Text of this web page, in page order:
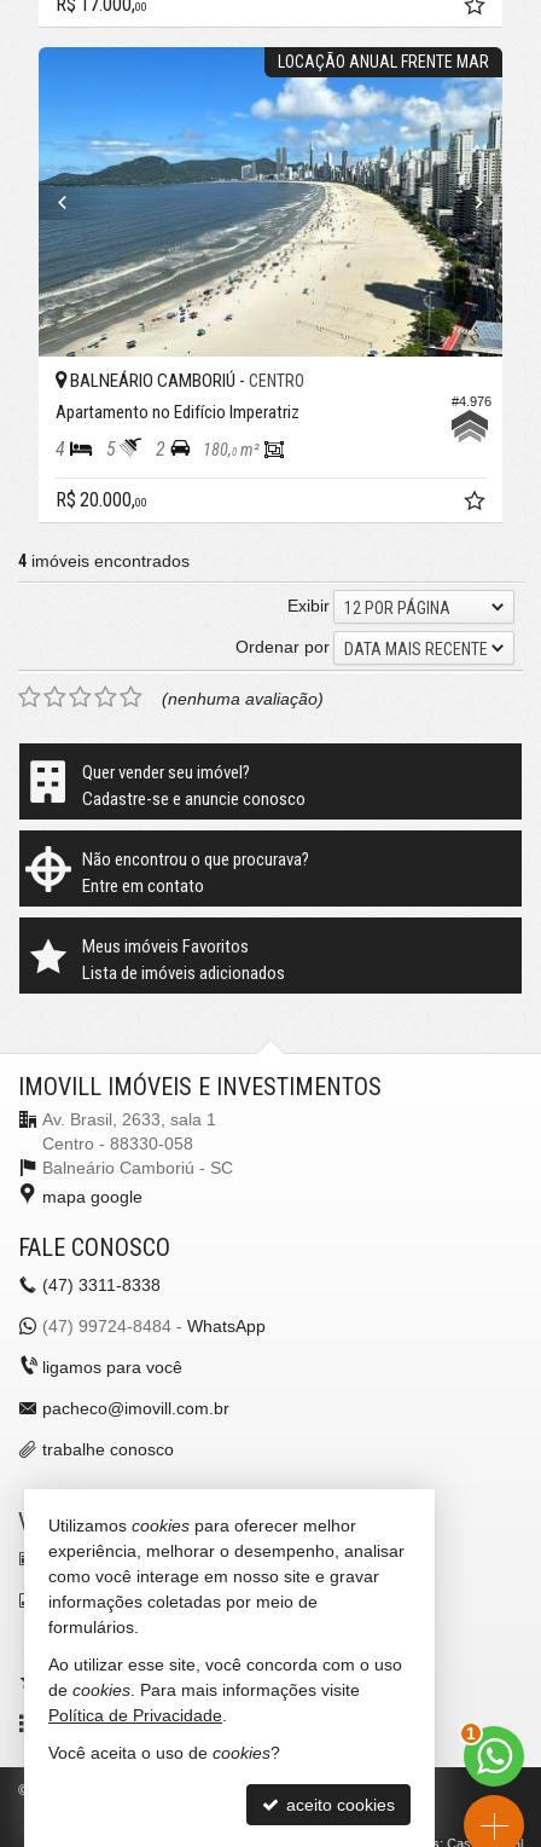
00
LOCAÇÃO ANUAL FRENTE MAR
#4.976
BALNEÁRIO CAMBORIÚ - CENTRO
Apartamento no Edifício Imperatriz
4 5 2 180,0 m²
R$ 20.000,00
4 imóveis encontrados
Exibir
12 POR PÁGINA
Ordenar por
DATA MAIS RECENTE
(nenhuma avaliação)
Quer vender seu imóvel?
Cadastre-se e anuncie conosco
Não encontrou o que procurava?
Entre em contato
Meus imóveis Favoritos
Lista de imóveis adicionados
IMOVILL IMÓVEIS E INVESTIMENTOS
Av. Brasil, 2633, sala 1
Centro - 88330-058
Balneário Camboriú - SC
mapa google
FALE CONOSCO
(47) 3311-8338
(47) 99724-8484 - WhatsApp
ligamos para você
pacheco@imovill.com.br
trabalhe conosco
VEJA MAIS
receba nosso newsletter
indicadores financeiros
imóveis favoritos
mapa de imóveis
© Política de Privacidade
Site para imobiliárias: Castel Digital
Utilizamos cookies para oferecer melhor
experiência, melhorar o desempenho, analisar
como você interage em nosso site e gravar
informações coletadas por meio de
formulários.
Ao utilizar esse site, você concorda com o uso
de cookies . Para mais informações visite
Política de Privacidade
Você aceita o uso de cookies?
aceito cookies